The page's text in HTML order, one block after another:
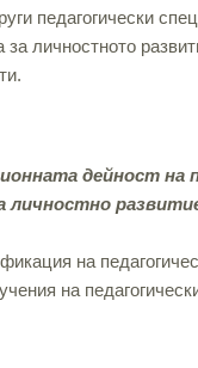
педагогически
за личностното
дейност на
личностно
на
на